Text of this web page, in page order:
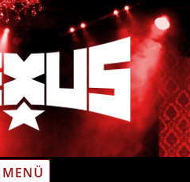
MENÜ